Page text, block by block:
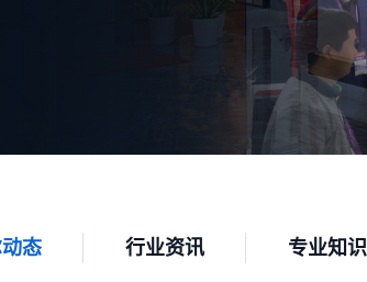
态 行业资讯 专业知识